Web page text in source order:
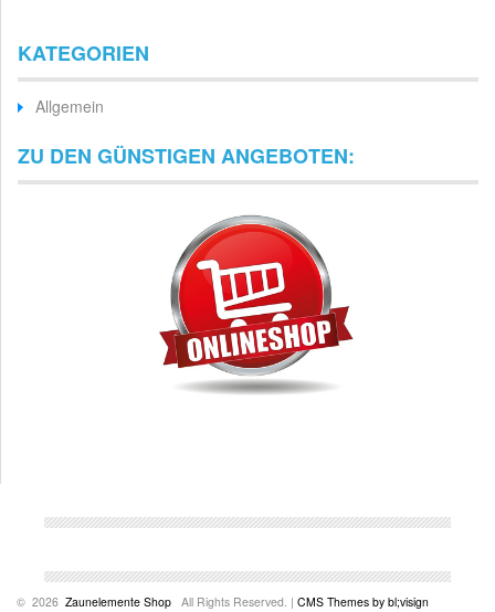
KATEGORIEN
Allgemein
ZU DEN GÜNSTIGEN ANGEBOTEN:
© 2026 Zaunelemente Shop All Rights Reserved. | CMS Themes by bl;visign